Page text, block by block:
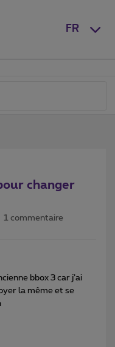
FR
changer
1 commentaire
bbox 3 car j’ai
la même et se